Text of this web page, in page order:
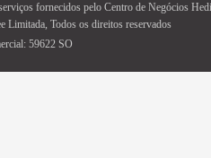
fornecidos pelo Centro de Negócios
Limitada, Todos os direitos reservados
59622 SO